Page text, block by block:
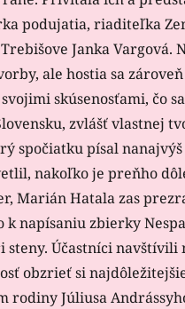
podujatia, riaditeľka
Janka Vargová.
ale hostia sa
skúsenosťami, čo
zvlášť vlastnej
spočiatku písal
nakoľko je preňho
Marián Hatala zas
k napísaniu zbierky
steny. Účastníci navštívili
obzrieť si
rodiny Júliusa